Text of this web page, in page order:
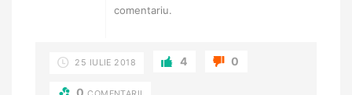
comentariu.
25 IULIE 2018 4 0
0